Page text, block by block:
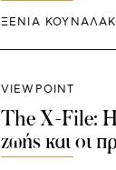
ΞΕΝΙΑ
VIEWPOINT
Τhe X-File:
ζωής και οι